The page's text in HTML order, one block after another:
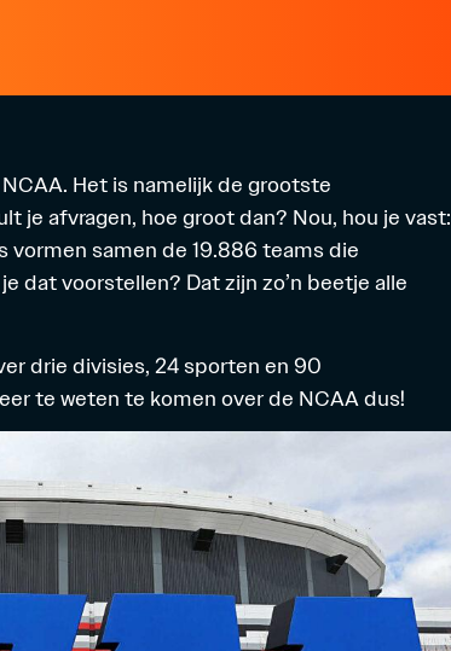
Het is namelijk de grootste
afvragen, hoe groot dan? Nou, hou je vast:
samen de 19.886 teams die
dat voorstellen? Dat zijn zo’n beetje alle
drie divisies, 24 sporten en 90
te weten te komen over de NCAA dus!